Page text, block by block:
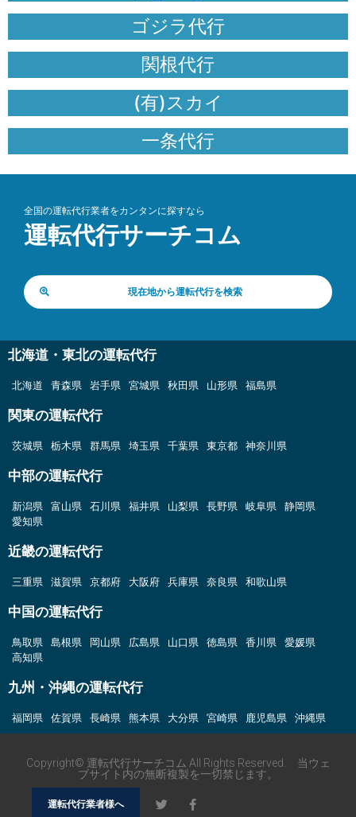
ゴジラ代行
関根代行
(有)スカイ
一条代行
全国の運転代行業者をカンタンに探すなら
運転代行サーチコム
現在地から運転代行を検索
北海道・東北の運転代行
北海道 青森県 岩手県 宮城県 秋田県 山形県 福島県
関東の運転代行
茨城県 栃木県 群馬県 埼玉県 千葉県 東京都 神奈川県
中部の運転代行
新潟県 富山県 石川県 福井県 山梨県 長野県 岐阜県
静岡県
愛知県
近畿の運転代行
三重県 滋賀県 京都府 大阪府 兵庫県 奈良県 和歌山県
中国の運転代行
鳥取県 島根県 岡山県 広島県 山口県 徳島県 香川県
愛媛県
高知県
九州・沖縄の運転代行
福岡県 佐賀県 長崎県 熊本県 大分県 宮崎県 鹿児島県 沖縄県
Copyright© 運転代行サーチコム All Rights Reserved. 当ウェ
ブサイト内の無断複製を一切禁じます。
運転代行業者様へ